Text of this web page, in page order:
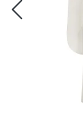
Smådyr